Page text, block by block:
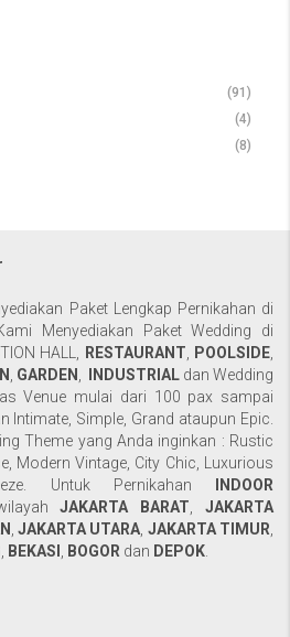
(91)
(4)
(8)
Paket Lengkap Pernikahan di
Menyediakan Paket Wedding di
HALL RESTAURANT POOLSIDE
GARDEN INDUSTRIAL dan Wedding
Venue mulai dari 100 pax sampai
Intimate, Simple, Grand ataupun Epic.
Theme yang Anda inginkan : Rustic
Modern Vintage, City Chic, Luxurious
Untuk Pernikahan
INDOOR
JAKARTA BARAT ,JAKARTA
,JAKARTA UTARA JAKARTA TIMUR
BEKASI BOGOR dan DEPOK